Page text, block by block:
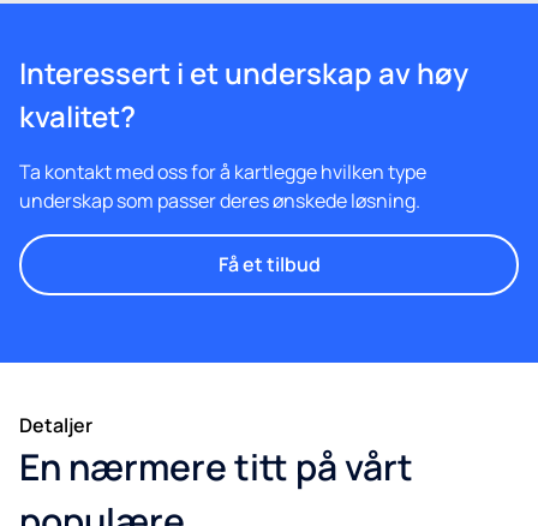
Interessert i et underskap av høy
kvalitet?
Ta kontakt med oss for å kartlegge hvilken type
underskap som passer deres ønskede løsning.
Få et tilbud
Detaljer
En nærmere titt på vårt